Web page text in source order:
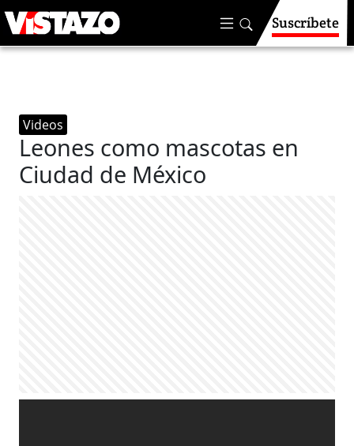
Suscríbete
Videos
Leones como mascotas en
Ciudad de México